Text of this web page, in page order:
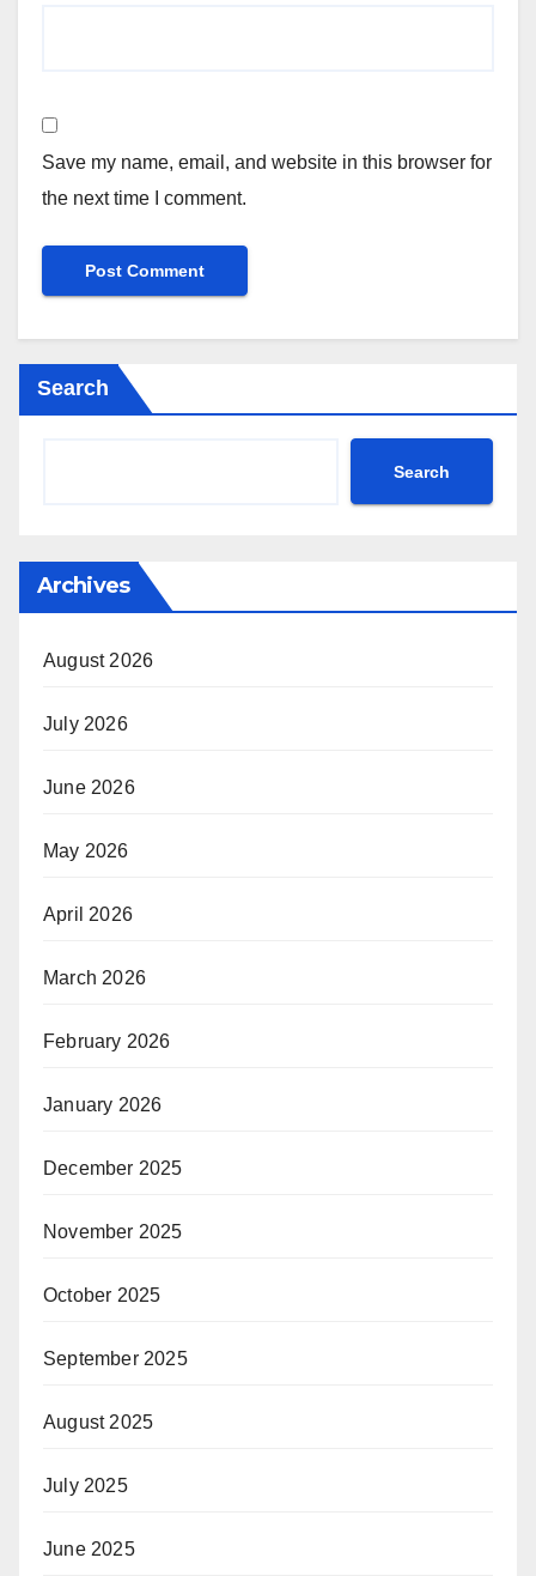
Save my name, email, and website in this browser for
the next time I comment.
Search
Search
Archives
August 2026
July 2026
June 2026
May 2026
April 2026
March 2026
February 2026
January 2026
December 2025
November 2025
October 2025
September 2025
August 2025
July 2025
June 2025